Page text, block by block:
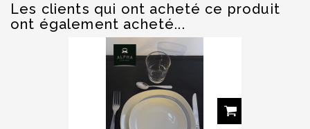
Les clients qui ont acheté ce produit
ont également acheté...